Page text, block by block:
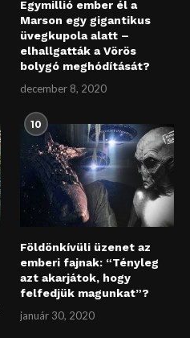
Egymillió ember él a
Marson egy gigantikus
üvegkupola alatt –
elhallgatták a Vörös
bolygó meghódítását?
december 8, 2020
10
Földönkívüli üzenet az
emberi fajnak: “Tényleg
azt akarjátok, hogy
felfedjük magunkat”?
január 30, 2020